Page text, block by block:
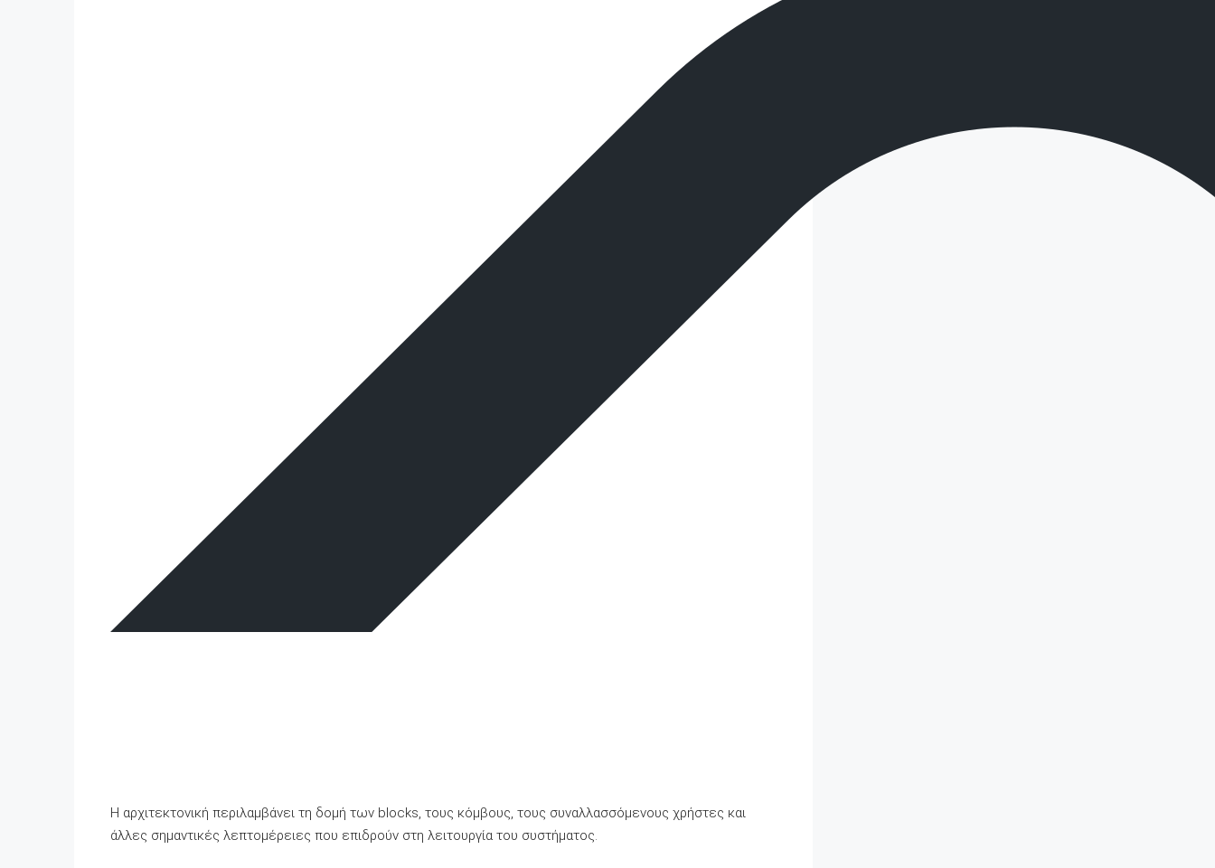
Η αρχιτεκτονική περιλαμβάνει τη δομή των blocks, τους κόμβους, τους συναλλασσόμενους χρήστες και
άλλες σημαντικές λεπτομέρειες που επιδρούν στη λειτουργία του συστήματος.